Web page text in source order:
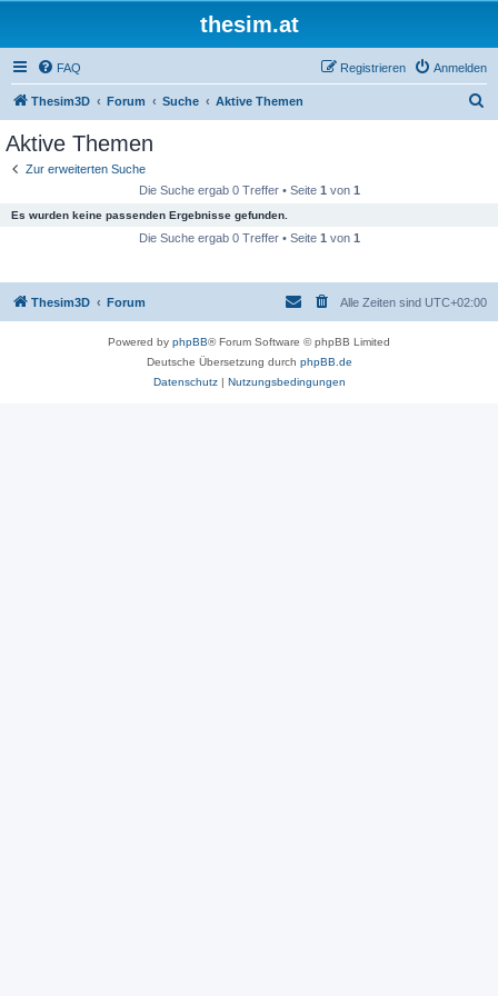
thesim.at
FAQ Anmelden
Registrieren
Thesim3D Forum Suche Aktive Themen
Aktive Themen
Zur erweiterten Suche
Die Suche ergab 0 Treffer • Seite 1 von 1
Es wurden keine passenden Ergebnisse gefunden.
Die Suche ergab 0 Treffer • Seite 1 von 1
Thesim3D Forum Alle Zeiten sind UTC+02:00
Powered by phpBB® Forum Software © phpBB Limited
Deutsche Übersetzung durch phpBB.de
Datenschutz| Nutzungsbedingungen